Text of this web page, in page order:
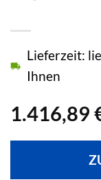
1.416,89
Lieferzeit:
Ihnen